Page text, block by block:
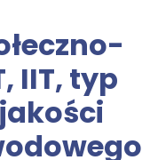
IIT, typ